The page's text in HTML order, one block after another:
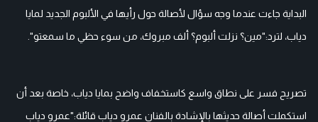
البداية جاءت عندما وجه سؤال لأصالة حول رأيها في الألبوم الجديد لمايا
دياب، لترد:"مين؟ نزلت ألبوم؟ ألف مبروك، من سوء حظي ما سمعتو".
تصريح فسر على نطاق واسع كاستخفاف واضح بمايا دياب، خاصة بعد أن
استكملت أصالة حديثها بالإشادة بالفنان عمرو دياب قائلة:"عمرو دياب